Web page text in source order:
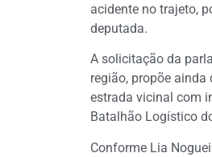
acidente no trajeto,
deputada.
A solicitação da
região, propõe
estrada vicinal com
Batalhão Logístico
Conforme Lia